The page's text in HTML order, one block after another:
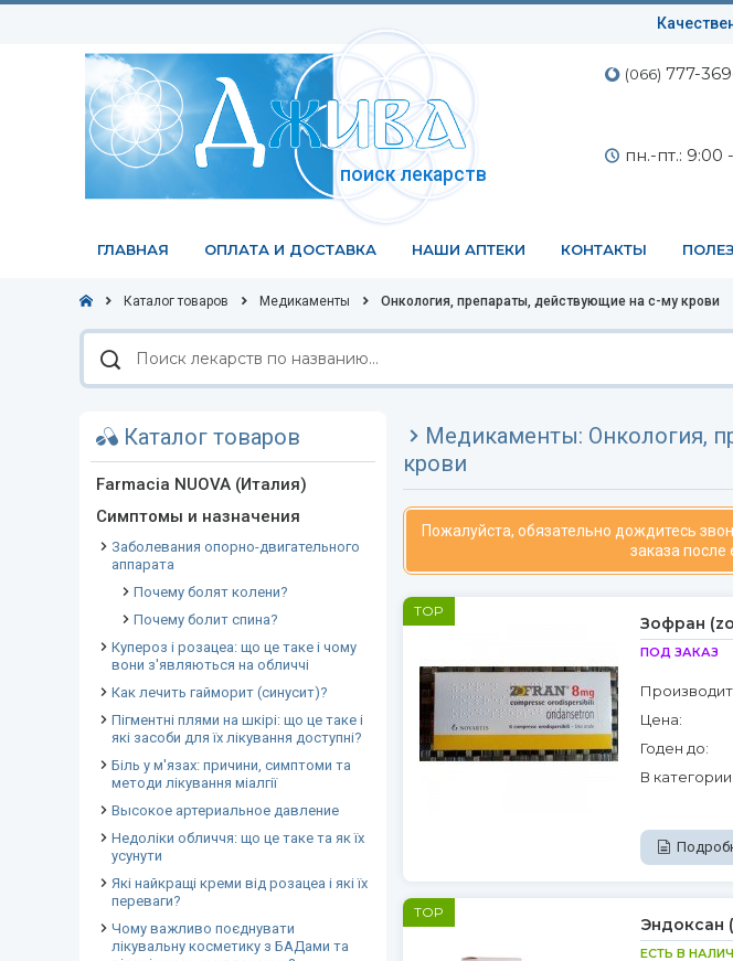
поиск лекарств
(066) 777-
пн.-пт.: 9:00
ГЛАВНАЯ ОПЛАТА И ДОСТАВКА НАШИ АПТЕКИ КОНТАКТЫ
Каталог товаров Медикаменты Онкология, препараты, действующие на с-му крови
Поиск
лекарств
по
Каталог товаров
Farmacia NUOVA (Италия)
Симптомы и назначения
Заболевания опорно-двигательного
аппарата
Почему болят колени?
Почему болит спина?
Купероз і розацеа: що це таке і чому
вони з'являються на обличчі
Как лечить гайморит (синусит)?
Пігментні плями на шкірі: що це таке і
які засоби для їх лікування доступні?
Біль у м'язах: причини, симптоми та
методи лікування міалгії
Высокое артериальное давление
Недоліки обличчя: що це таке та як їх
усунути
Які найкращі креми від розацеа і які їх
переваги?
Чому важливо поєднувати
лікувальну косметику з БАДами та
Медикаменты: Онкология,
крови
Пожалуйста, обязательно дождитесь
заказа после
TOP
Зофран
ПОД ЗАКАЗ
Цена:
Годен до:
В категории:
TOP
Эндоксан
ЕСТЬ В